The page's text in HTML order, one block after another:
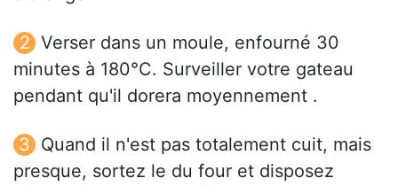
Verser dans un moule, enfourné 30
minutes à 180°C. Surveiller votre gateau
pendant qu'il dorera moyennement .
Quand il n'est pas totalement cuit, mais
presque, sortez le du four et disposez